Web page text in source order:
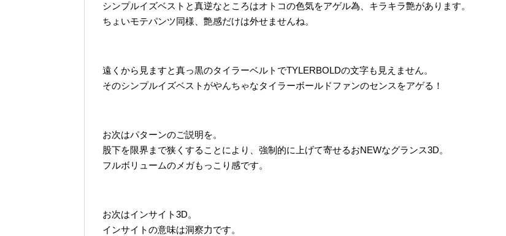
シンプルイズベストと真逆なところはオトコの色気をアゲル為、キラキラ艶があります。
ちょいモテパンツ同様、艶感だけは外せませんね。
遠くから見ますと真っ黒のタイラーベルトでTYLERBOLDの文字も見えません。
そのシンプルイズベストがやんちゃなタイラーボールドファンのセンスをアゲる！
お次はパターンのご説明を。
股下を限界まで狭くすることにより、強制的に上げて寄せるおNEWなグランス3D。
フルボリュームのメガもっこり感です。
お次はインサイト3D。
インサイトの意味は洞察力です。